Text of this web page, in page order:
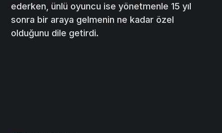
ederken, ünlü oyuncu ise yönetmenle 15 yıl
sonra bir araya gelmenin ne kadar özel
olduğunu dile getirdi.